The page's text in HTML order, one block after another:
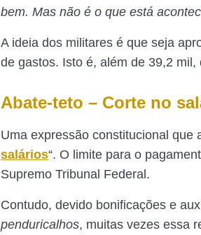
bem. Mas não é o que está
A ideia dos militares é que seja
de gastos. Isto é, além de 39,2 mil,
Abate-teto – Corte no
Uma expressão constitucional que
salários“. O limite para o
Supremo Tribunal Federal.
Contudo, devido bonificações e
penduricalhos, muitas vezes essa